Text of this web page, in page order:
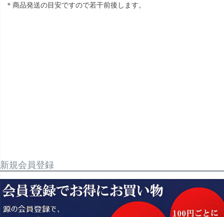
＊商品発送の目安ですので若干前後します。
新規会員登録